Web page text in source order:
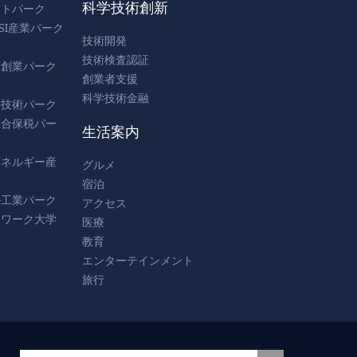
パーク
産業パーク
業パーク
術パーク
保税パー
ルギー産
業パーク
ーク大学
科学技術創新
技術開発
技術検査認証
創業者支援
科学技術金融
生活案内
グルメ
宿泊
アクセス
医療
教育
エンターテインメント
旅行